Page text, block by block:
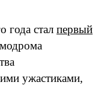
года стал первый
ужастиками,